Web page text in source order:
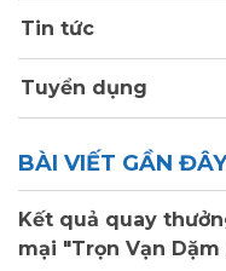
Tin tức
Tuyển dụng
BÀI VIẾT GẦN ĐÂY
Kết quả quay
mại "Trọn Vạn Dặm